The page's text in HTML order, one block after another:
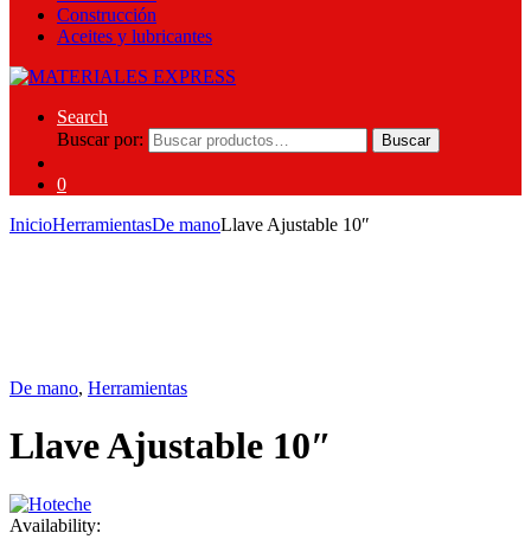
Construcción
Aceites y lubricantes
Search
Buscar por:
Buscar
0
InicioHerramientasDe manoLlave Ajustable 10″
De mano, Herramientas
Llave Ajustable 10″
Availability: